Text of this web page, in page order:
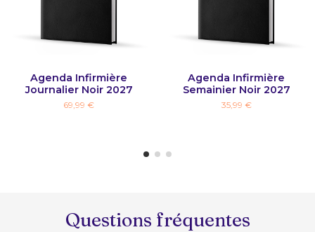
Agenda Infirmière
Journalier Noir 2027
69,99 €
Agenda Infirmière
Semainier Noir 2027
35,99 €
Questions fréquentes